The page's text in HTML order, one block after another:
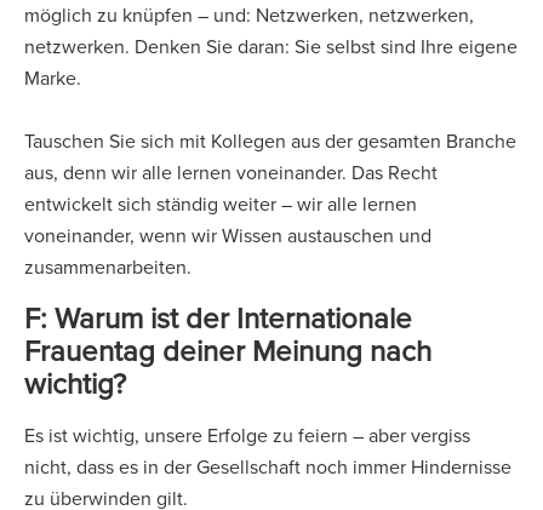
möglich zu knüpfen – und: Netzwerken, netzwerken,
netzwerken. Denken Sie daran: Sie selbst sind Ihre eigene
Marke.
Tauschen Sie sich mit Kollegen aus der gesamten Branche
aus, denn wir alle lernen voneinander. Das Recht
entwickelt sich ständig weiter – wir alle lernen
voneinander, wenn wir Wissen austauschen und
zusammenarbeiten.
F: Warum ist der Internationale
Frauentag deiner Meinung nach
wichtig?
Es ist wichtig, unsere Erfolge zu feiern – aber vergiss
nicht, dass es in der Gesellschaft noch immer Hindernisse
zu überwinden gilt.